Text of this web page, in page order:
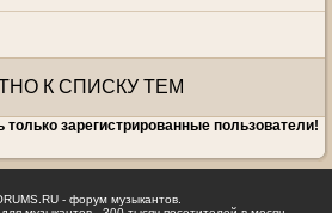
К СПИСКУ ТЕМ
только зарегистрированные пользователи!
- форум музыкантов.